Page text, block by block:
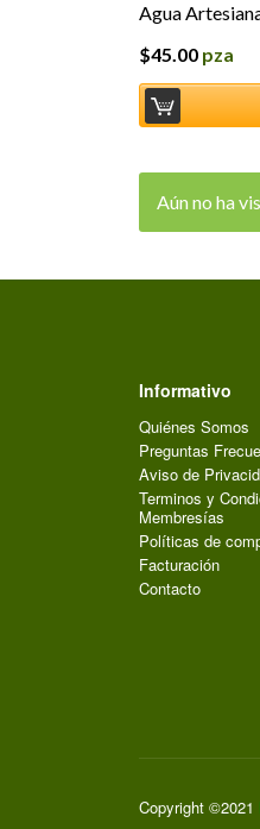
Agua
$45.00 pza
Aún no ha
Informativo
Quiénes Somos
Preguntas
Aviso de
Terminos y
Membresías
Políticas de
Facturación
Contacto
Copyright ©2021